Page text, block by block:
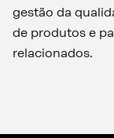
gestão da
de produtos e
relacionados.